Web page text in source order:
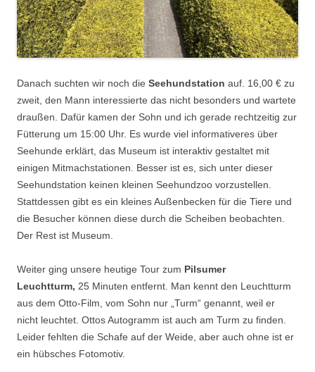
Danach suchten wir noch die Seehundstation auf. 16,00 € zu
zweit, den Mann interessierte das nicht besonders und wartete
draußen. Dafür kamen der Sohn und ich gerade rechtzeitig zur
Fütterung um 15:00 Uhr. Es wurde viel informativeres über
Seehunde erklärt, das Museum ist interaktiv gestaltet mit
einigen Mitmachstationen. Besser ist es, sich unter dieser
Seehundstation keinen kleinen Seehundzoo vorzustellen.
Stattdessen gibt es ein kleines Außenbecken für die Tiere und
die Besucher können diese durch die Scheiben beobachten.
Der Rest ist Museum.
Weiter ging unsere heutige Tour zum Pilsumer
Leuchtturm, 25 Minuten entfernt. Man kennt den Leuchtturm
aus dem Otto-Film, vom Sohn nur „Turm“ genannt, weil er
nicht leuchtet. Ottos Autogramm ist auch am Turm zu finden.
Leider fehlten die Schafe auf der Weide, aber auch ohne ist er
ein hübsches Fotomotiv.